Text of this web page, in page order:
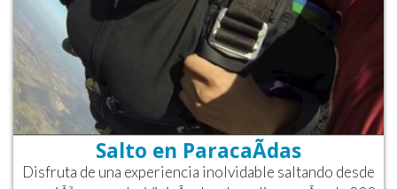
Salto en ParacaÃ­das
Disfruta de una experiencia inolvidable saltando desde